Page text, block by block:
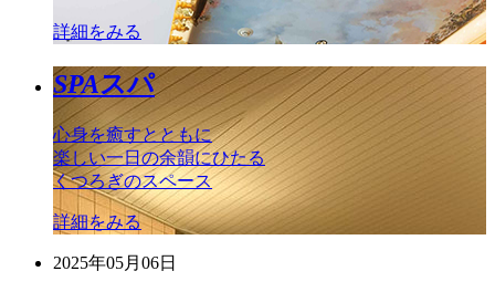
詳細をみる
SPAスパ
心身を癒すとともに
楽しい一日の余韻にひたる
くつろぎのスペース
詳細をみる
2025年05月06日